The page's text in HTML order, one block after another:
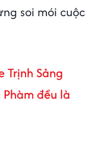
soi mói cuộc
Trịnh Sảng
đều là